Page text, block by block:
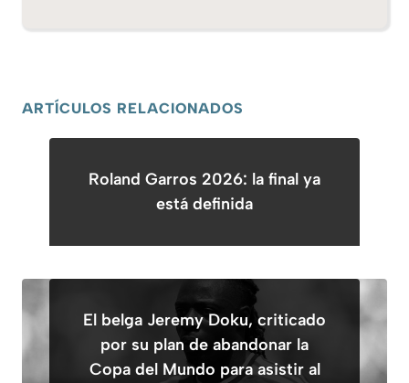
ARTÍCULOS RELACIONADOS
Roland Garros 2026: la final ya
está definida
El belga Jeremy Doku, criticado
por su plan de abandonar la
Copa del Mundo para asistir al